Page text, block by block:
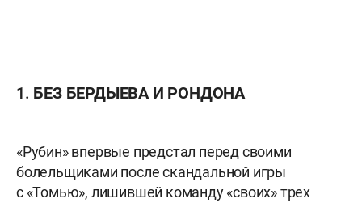
1. БЕЗ БЕРДЫЕВА И РОНДОНА
«Рубин» впервые предстал перед своими
болельщиками после скандальной игры
с «Томью», лишившей команду «своих» трех